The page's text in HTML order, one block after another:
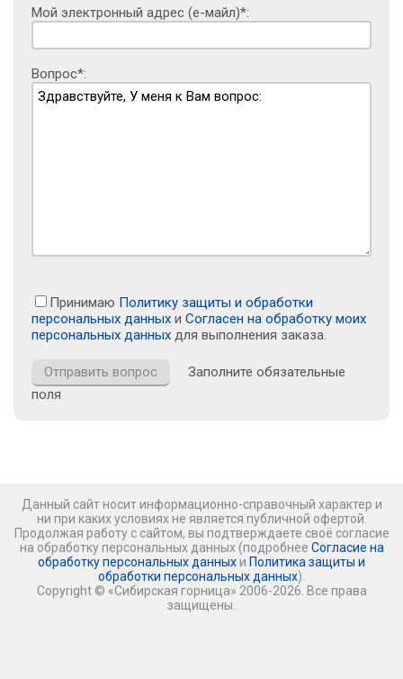
Мой электронный адрес (е-майл)*:
Вопрос*:
Принимаю Политику защиты и обработки
персональных данных и Согласен на обработку моих
персональных данных для выполнения заказа.
Заполните обязательные
поля
Данный сайт носит информационно-справочный характер и
ни при каких условиях не является публичной офертой.
Продолжая работу с сайтом, вы подтверждаете своё согласие
на обработку персональных данных (подробнее Согласие на
обработку персональных данных и Политика защиты и
обработки персональных данных).
Copyright © «Сибирская горница» 2006-2026. Все права
защищены.